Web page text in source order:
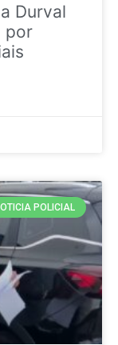
Durval
por
POLICIAL